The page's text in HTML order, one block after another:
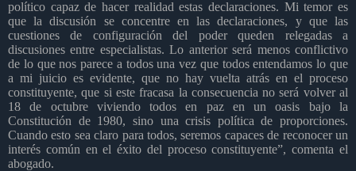
político capaz de hacer realidad estas declaraciones. Mi temor es
que la discusión se concentre en las declaraciones, y que las
cuestiones de configuración del poder queden relegadas a
discusiones entre especialistas. Lo anterior será menos conflictivo
de lo que nos parece a todos una vez que todos entendamos lo que
a mi juicio es evidente, que no hay vuelta atrás en el proceso
constituyente, que si este fracasa la consecuencia no será volver al
18 de octubre viviendo todos en paz en un oasis bajo la
Constitución de 1980, sino una crisis política de proporciones.
Cuando esto sea claro para todos, seremos capaces de reconocer un
interés común en el éxito del proceso constituyente”, comenta el
abogado.